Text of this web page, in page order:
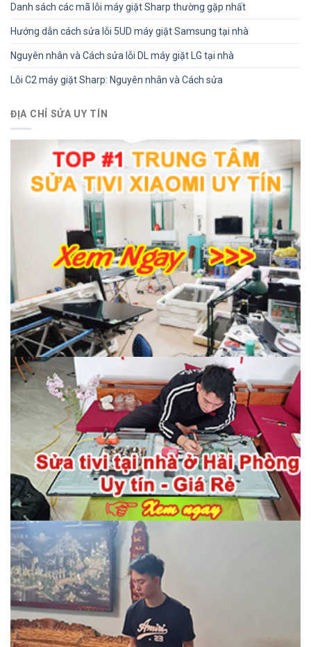
Danh sách các mã lỗi máy giặt Sharp thường gặp nhất
Hướng dẫn cách sửa lỗi 5UD máy giặt Samsung tại nhà
Nguyên nhân và Cách sửa lỗi DL máy giặt LG tại nhà
Lỗi C2 máy giặt Sharp: Nguyên nhân và Cách sửa
ĐỊA CHỈ SỬA UY TÍN